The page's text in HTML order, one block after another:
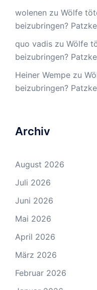
wolenen zu Wölfe
beizubringen?
quo vadis zu Wölfe
beizubringen?
Heiner Wempe zu
beizubringen?
Archiv
August 2026
Juli 2026
Juni 2026
Mai 2026
April 2026
März 2026
Februar 2026